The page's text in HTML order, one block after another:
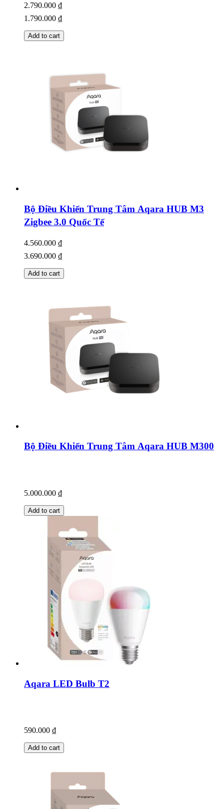
2.790.000 ₫
1.790.000 ₫
Add to cart
Bộ Điều Khiển Trung Tâm Aqara HUB M3
Zigbee 3.0 Quốc Tế
4.560.000 ₫
3.690.000 ₫
Add to cart
Bộ Điều Khiển Trung Tâm Aqara HUB M300
5.000.000 ₫
Add to cart
Aqara LED Bulb T2
590.000 ₫
Add to cart